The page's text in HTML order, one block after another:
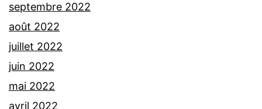
septembre 2022
août 2022
juillet 2022
juin 2022
mai 2022
avril 2022